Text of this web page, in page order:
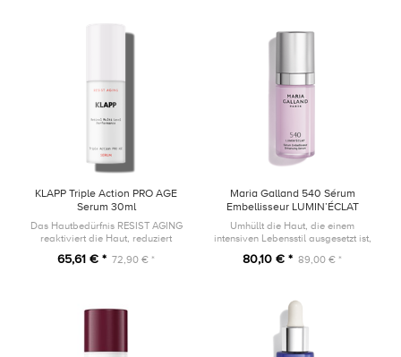
KLAPP Triple Action PRO AGE
Serum 30ml
Das Hautbedürfnis RESIST AGING
reaktiviert die Haut, reduziert
65,61 € * 72,90 € *
Maria Galland 540 Sérum
Embellisseur LUMIN’ÉCLAT
30ml
Umhüllt die Haut, die einem
intensiven Lebensstil ausgesetzt ist,
80,10 € * 89,00 € *